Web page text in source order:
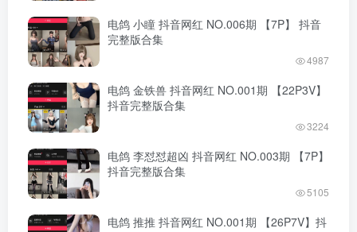
电鸽 小瞳 抖音网红 NO.006期 【7P】 抖音
完整版合集
4987
电鸽 金铁兽 抖音网红 NO.001期 【22P3V】
抖音完整版合集
3224
电鸽 李怼怼超凶 抖音网红 NO.003期 【7P】
抖音完整版合集
5105
电鸽 推推 抖音网红 NO.001期 【26P7V】抖